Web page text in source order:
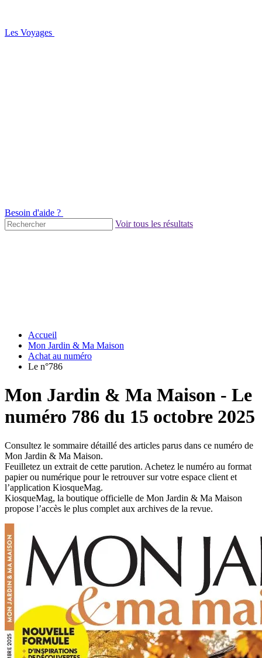
Les Voyages
Besoin d'aide ?
Voir tous les résultats
Accueil
Mon Jardin & Ma Maison
Achat au numéro
Le n°786
Mon Jardin & Ma Maison - Le
numéro 786 du 15 octobre 2025
Consultez le sommaire détaillé des articles parus dans ce numéro de
Mon Jardin & Ma Maison.
Feuilletez un extrait de cette parution. Achetez le numéro au format
papier ou numérique pour le retrouver sur votre espace client et
l’application KiosqueMag.
KiosqueMag, la boutique officielle de Mon Jardin & Ma Maison
propose l’accès le plus complet aux archives de la revue.